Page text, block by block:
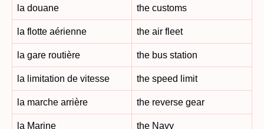
la douane the customs
la flotte aérienne the air fleet
la gare routière the bus station
la limitation de vitesse the speed limit
la marche arrière the reverse gear
la Marine the Navy